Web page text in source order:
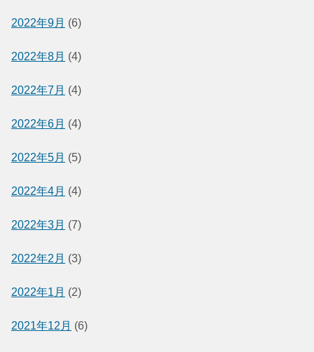
2022年9月 (6)
2022年8月 (4)
2022年7月 (4)
2022年6月 (4)
2022年5月 (5)
2022年4月 (4)
2022年3月 (7)
2022年2月 (3)
2022年1月 (2)
2021年12月 (6)